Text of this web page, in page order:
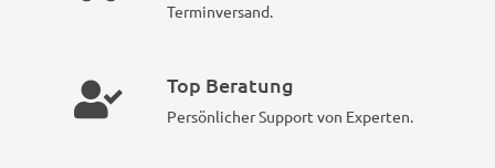
Terminversand.
Top Beratung
Persönlicher Support von Experten.